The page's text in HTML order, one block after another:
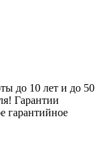
до 10 лет и до 50
Гарантии
гарантийное